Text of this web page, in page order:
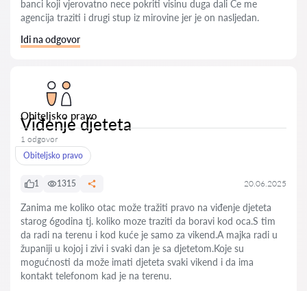
banci koji vjerovatno nece pokriti visinu duga dali Ce me
agencija traziti i drugi stup iz mirovine jer je on nasljedan.
Idi na odgovor
Obiteljsko pravo
Viđenje djeteta
1 odgovor
Obiteljsko pravo
1 1315 20.06.2025
Zanima me koliko otac može tražiti pravo na viđenje djeteta
starog 6godina tj. koliko moze traziti da boravi kod oca.S tim
da radi na terenu i kod kuće je samo za vikend.A majka radi u
županiji u kojoj i zivi i svaki dan je sa djetetom.Koje su
mogućnosti da može imati djeteta svaki vikend i da ima
kontakt telefonom kad je na terenu.